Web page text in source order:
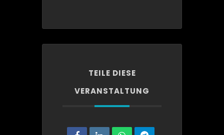
TEILE DIESE
VERANSTALTUNG